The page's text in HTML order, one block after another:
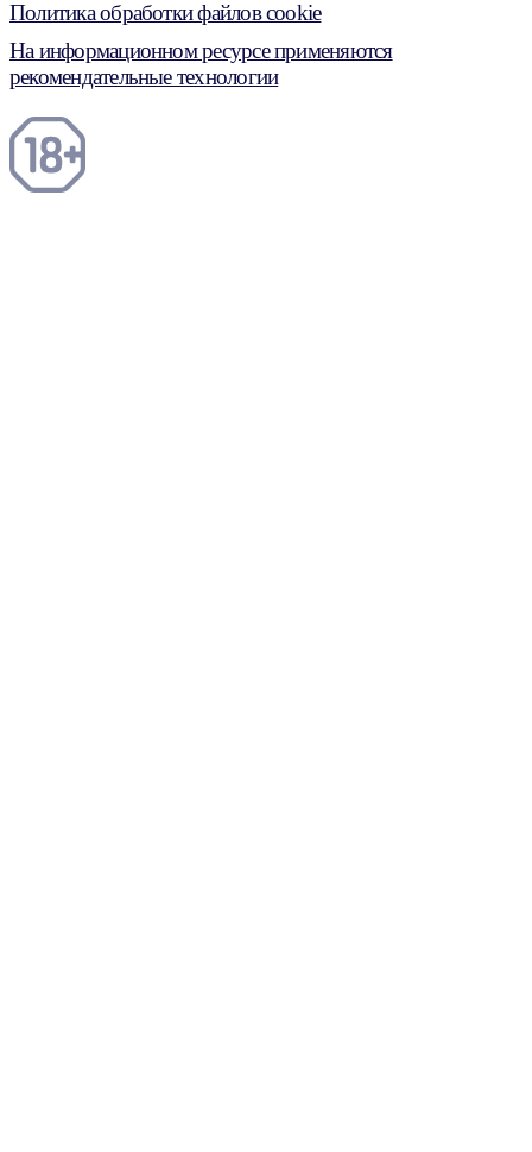
Политика обработки файлов cookie
На информационном ресурсе применяются
рекомендательные технологии